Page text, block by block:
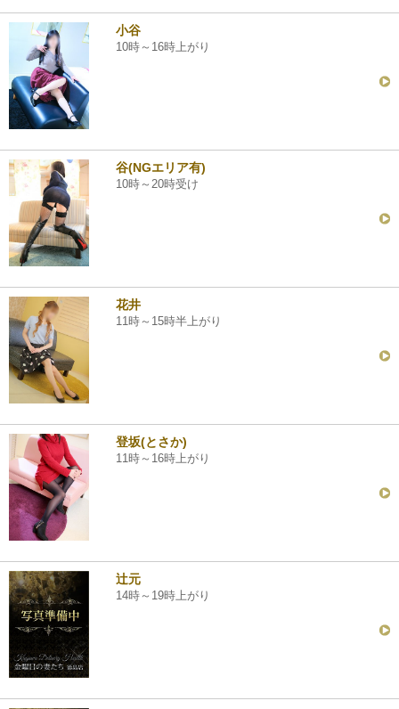
小谷
10時～16時上がり
谷(NGエリア有)
10時～20時受け
花井
11時～15時半上がり
登坂(とさか)
11時～16時上がり
辻元
14時～19時上がり